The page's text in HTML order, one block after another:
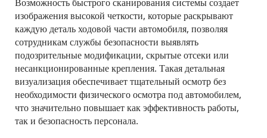
изображения высокой четкости, которые раскрывают
каждую деталь ходовой части автомобиля, позволяя
сотрудникам службы безопасности выявлять
подозрительные модификации, скрытые отсеки или
несанкционированные крепления. Такая детальная
визуализация обеспечивает тщательный осмотр без
необходимости физического осмотра под автомобилем,
что значительно повышает как эффективность работы,
так и безопасность персонала.